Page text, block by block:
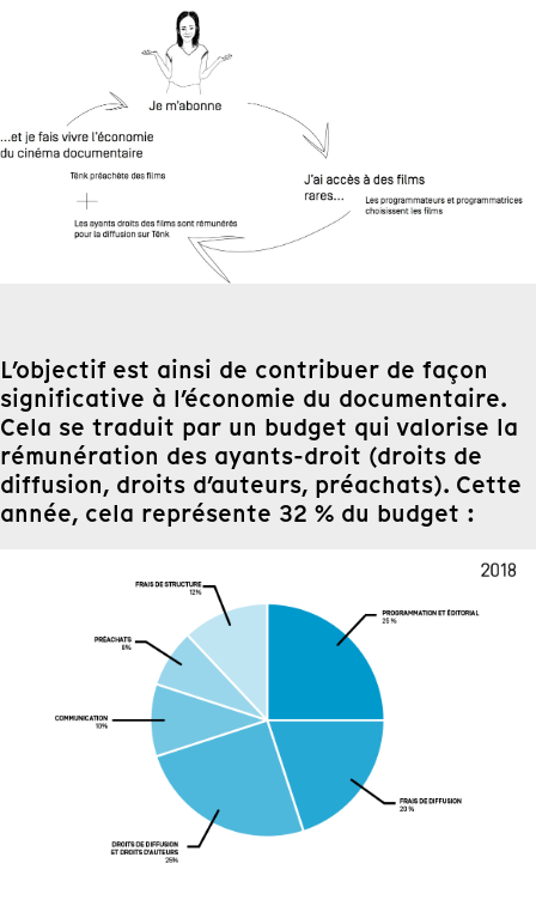
L’objectif est ainsi de contribuer de façon
significative à l’économie du documentaire.
Cela se traduit par un budget qui valorise la
rémunération des ayants-droit (droits de
diffusion, droits d’auteurs, préachats). Cette
année, cela représente 32 % du budget :